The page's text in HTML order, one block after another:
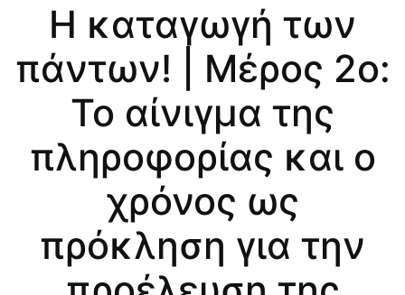
Η καταγωγή των
πάντων! | Μέρος 2ο:
Το αίνιγμα της
πληροφορίας και ο
χρόνος ως
πρόκληση για την